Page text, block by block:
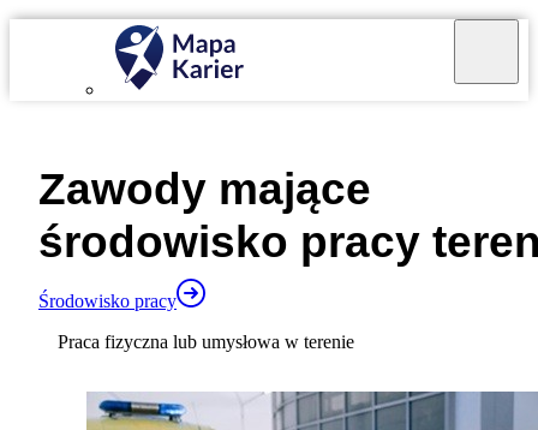
Zawody mające
środowisko pracy
Środowisko pracy
Praca fizyczna lub umysłowa w terenie